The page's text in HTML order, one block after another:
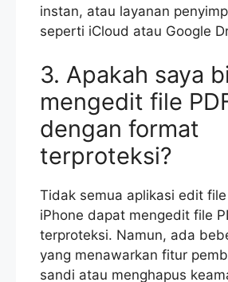
instan, atau layanan
seperti iCloud atau Google
3. Apakah saya
mengedit file
dengan format
terproteksi?
Tidak semua aplikasi edit file
iPhone dapat mengedit file
terproteksi. Namun, ada
yang menawarkan fitur
sandi atau menghapus